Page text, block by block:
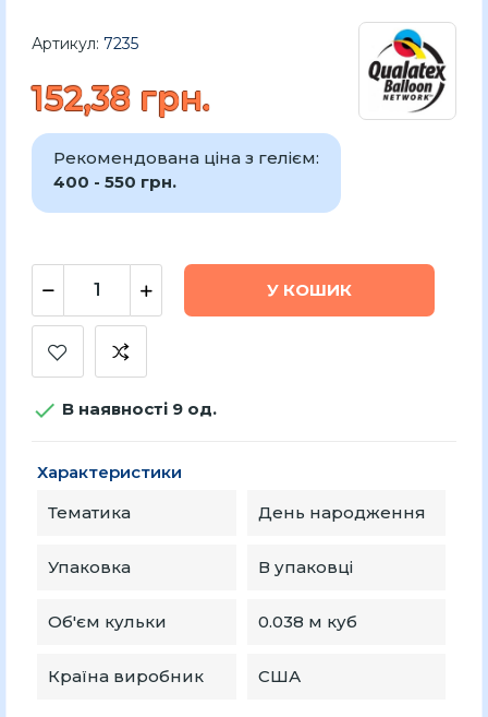
Артикул: 7235
152,38 грн.
Рекомендована ціна з гелієм:
400 - 550 грн.
У КОШИК
 В наявності 9 од.
Характеристики
Тематика
День народження
Упаковка В упаковці
Об'єм кульки 0.038 м куб
Країна виробник США